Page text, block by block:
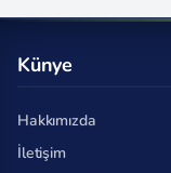
Künye
Hakkımızda
İletişim